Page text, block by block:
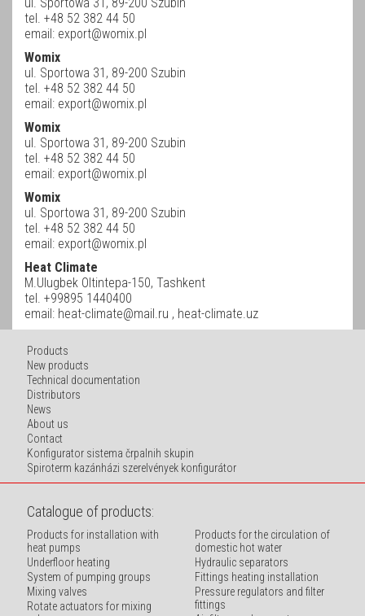
tel. +48 52 382 44 50
email: export@womix.pl
Womix
ul. Sportowa 31, 89-200 Szubin
tel. +48 52 382 44 50
email: export@womix.pl
Womix
ul. Sportowa 31, 89-200 Szubin
tel. +48 52 382 44 50
email: export@womix.pl
Womix
ul. Sportowa 31, 89-200 Szubin
tel. +48 52 382 44 50
email: export@womix.pl
Heat Climate
M.Ulugbek Oltintepa-150, Tashkent
tel. +99895 1440400
email: heat-climate@mail.ru , heat-climate.uz
Products
New products
Technical documentation
Distributors
News
About us
Contact
Konfigurator sistema črpalnih skupin
Spiroterm kazánházi szerelvények konfigurátor
Catalogue of products:
Products for installation with
heat pumps
Underfloor heating
System of pumping groups
Mixing valves
Rotate actuators for mixing
Products for the circulation of
domestic hot water
Hydraulic separators
Fittings heating installation
Pressure regulators and filter
fittings